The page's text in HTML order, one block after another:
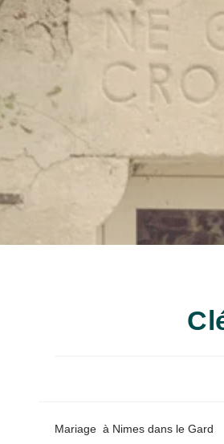
Mariage à Nimes dans le Gard